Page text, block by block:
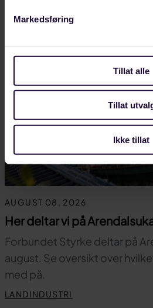
Markedsføring
Tillat alle
Tillat
Ikke tillat
AUGUST 08, 2026
Her deltar vi på
Forbundet Styrke deltar på
august. Se oversikt over
med på.
LANDINDUSTRI